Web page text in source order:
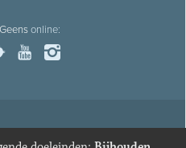
online:
Koen